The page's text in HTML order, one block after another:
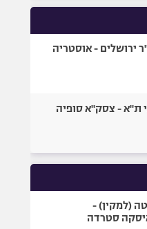
ירושלים - אוסטריה
ת"א - צסק"א סופיה
(למקין) -
סטרדה